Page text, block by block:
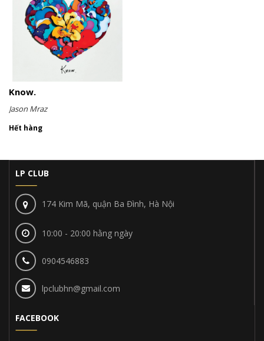
Know.
Jason Mraz
Hết hàng
LP CLUB
174 Kim Mã, quận Ba Đình, Hà Nội
10:00 - 20:00 hằng ngày
0904546883
lpclubhn@gmail.com
FACEBOOK